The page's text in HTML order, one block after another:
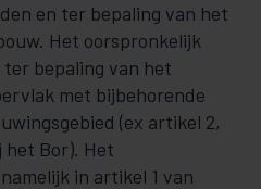
en ter bepaling van het
Het oorspronkelijk
bepaling van het
met bijbehorende
(ex artikel 2,
het Bor). Het
in artikel 1 van